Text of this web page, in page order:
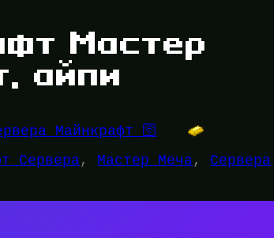
Мастер
айпи
Майнкрафт 🛜
Сервера, Мастер Меча, Сервера